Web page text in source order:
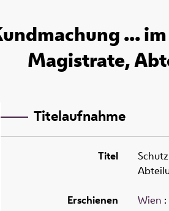
...
Magistrate,
Titelaufnahme
Titel
Erschienen Wien :